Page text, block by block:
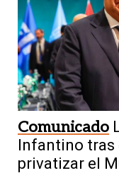
Comunicado
Infantino tras
privatizar el